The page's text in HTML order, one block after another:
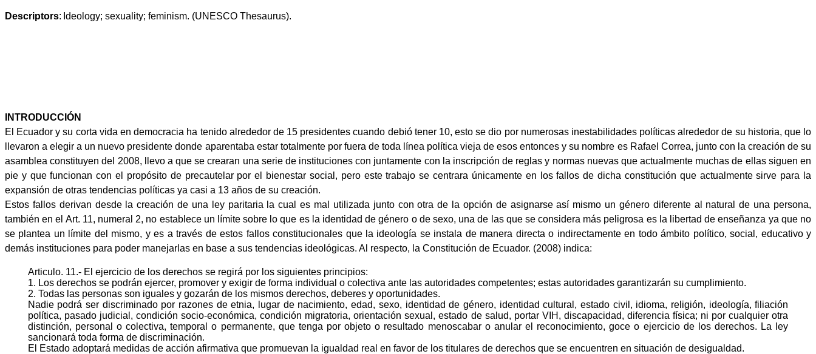
Descriptors: Ideology; sexuality; feminism. (UNESCO Thesaurus).
INTRODUCCIÓN
El Ecuador y su corta vida en democracia ha tenido alrededor de 15 presidentes cuando debió tener 10, esto se dio por numerosas inestabilidades políticas alrededor de su historia, que lo
llevaron a elegir a un nuevo presidente donde aparentaba estar totalmente por fuera de toda línea política vieja de esos entonces y su nombre es Rafael Correa, junto con la creación de su
asamblea constituyen del 2008, llevo a que se crearan una serie de instituciones con juntamente con la inscripción de reglas y normas nuevas que actualmente muchas de ellas siguen en
pie y que funcionan con el propósito de precautelar por el bienestar social, pero este trabajo se centrara únicamente en los fallos de dicha constitución que actualmente sirve para la
expansión de otras tendencias políticas ya casi a 13 años de su creación.
Estos fallos derivan desde la creación de una ley paritaria la cual es mal utilizada junto con otra de la opción de asignarse así mismo un género diferente al natural de una persona,
también en el Art. 11, numeral 2, no establece un límite sobre lo que es la identidad de género o de sexo, una de las que se considera más peligrosa es la libertad de enseñanza ya que no
se plantea un límite del mismo, y es a través de estos fallos constitucionales que la ideología se instala de manera directa o indirectamente en todo ámbito político, social, educativo y
demás instituciones para poder manejarlas en base a sus tendencias ideológicas. Al respecto, la Constitución de Ecuador. (2008) indica:
Articulo. 11.- El ejercicio de los derechos se regirá por los siguientes principios:
1. Los derechos se podrán ejercer, promover y exigir de forma individual o colectiva ante las autoridades competentes; estas autoridades garantizarán su cumplimiento.
2. Todas las personas son iguales y gozarán de los mismos derechos, deberes y oportunidades.
Nadie podrá ser discriminado por razones de etnia, lugar de nacimiento, edad, sexo, identidad de género, identidad cultural, estado civil, idioma, religión, ideología, filiación
política, pasado judicial, condición socio-económica, condición migratoria, orientación sexual, estado de salud, portar VIH, discapacidad, diferencia física; ni por cualquier otra
distinción, personal o colectiva, temporal o permanente, que tenga por objeto o resultado menoscabar o anular el reconocimiento, goce o ejercicio de los derechos. La ley
sancionará toda forma de discriminación.
El Estado adoptará medidas de acción afirmativa que promuevan la igualdad real en favor de los titulares de derechos que se encuentren en situación de desigualdad.